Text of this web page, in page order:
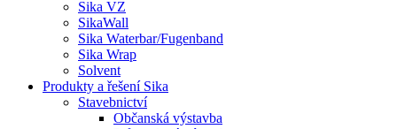
Sika VZ
SikaWall
Sika Waterbar/Fugenband
Sika Wrap
Solvent
Produkty a řešení Sika
Stavebnictví
Občanská výstavba